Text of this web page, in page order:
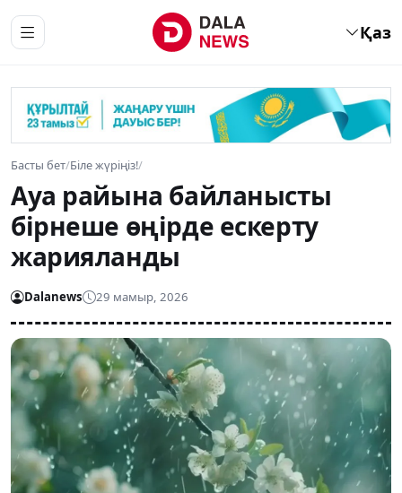
Қаз
Басты бет/Біле жүріңіз!/
Ауа райына байланысты
бірнеше өңірде ескерту
жарияланды
Dalanews 29 мамыр, 2026